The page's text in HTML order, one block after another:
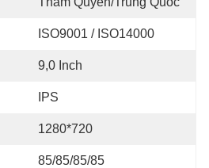
ISO9001 / ISO14000
9,0 Inch
IPS
1280*720
85/85/85/85